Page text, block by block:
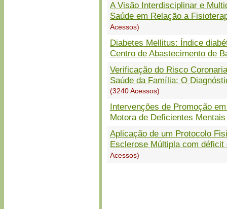
A Visão Interdisciplinar e
Saúde em Relação a
Acessos)
Diabetes Mellitus: Índice
Centro de Abastecimento de
Verificação do Risco
Saúde da Família: O
(3240 Acessos)
Intervenções de Promoção
Motora de Deficientes
Aplicação de um Protocolo
Esclerose Múltipla com
Acessos)